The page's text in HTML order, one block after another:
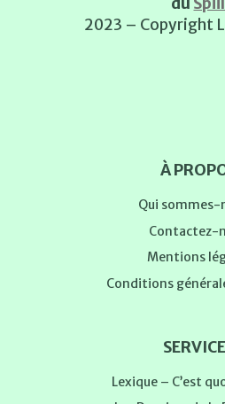
2023 – Copyright
À
Qui sommes-
Contactez-
Mentions
Conditions
Lexique – C’est